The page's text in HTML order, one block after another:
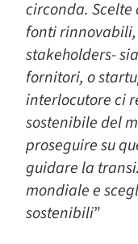
circonda. Scelte
fonti
stakeholders-
fornitori, o
interlocutore ci
sostenibile del
proseguire su
guidare la
mondiale e
sostenibili”